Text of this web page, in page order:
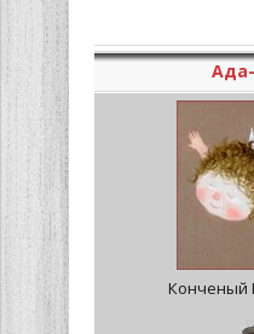
Конченый